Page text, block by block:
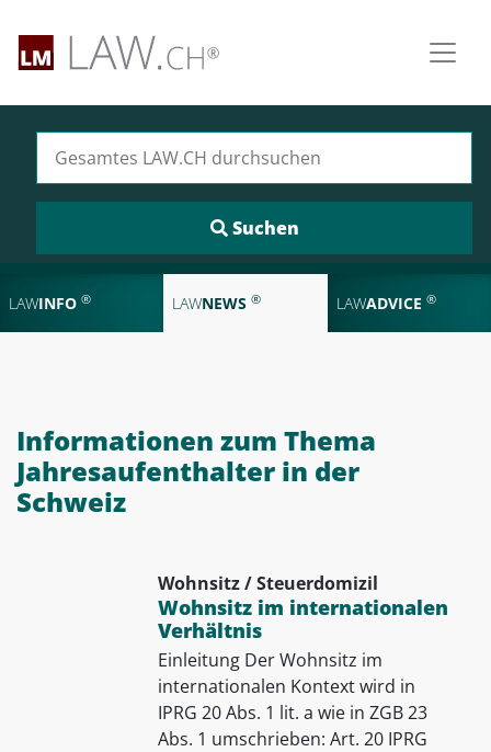
LAWINFO ® LAWNEWS ® LAWADVICE ®
Informationen zum Thema
Jahresaufenthalter in der
Schweiz
Wohnsitz / Steuerdomizil
Wohnsitz im internationalen
Verhältnis
Einleitung Der Wohnsitz im
internationalen Kontext wird in
IPRG 20 Abs. 1 lit. a wie in ZGB 23
Abs. 1 umschrieben: Art. 20 IPRG